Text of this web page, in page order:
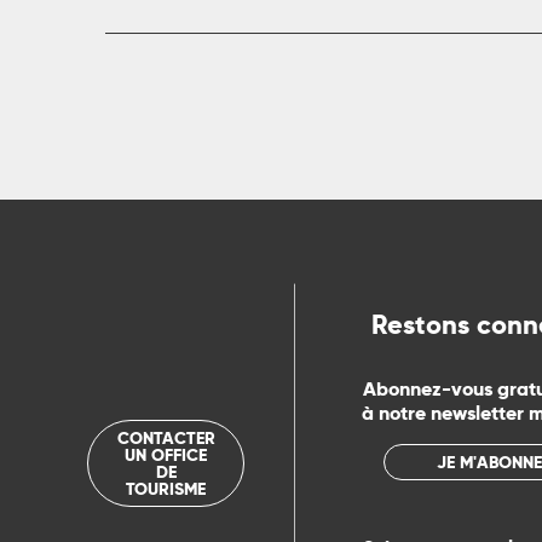
CONTACTER
UN OFFICE
DE
TOURISME
Restons
Abonnez-vous
à notre newsletter
JE M'ABONNE